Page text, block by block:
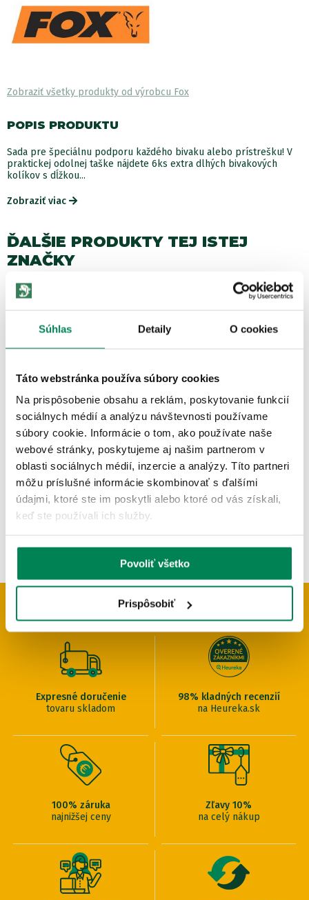
Súhlas Detaily O cookies
Táto webstránka používa súbory cookies
Na prispôsobenie obsahu a reklám, poskytovanie funkcií
sociálnych médií a analýzu návštevnosti používame
súbory cookie. Informácie o tom, ako používate naše
webové stránky, poskytujeme aj našim partnerom v
oblasti sociálnych médií, inzercie a analýzy. Títo partneri
môžu príslušné informácie skombinovať s ďalšími
údajmi, ktoré ste im poskytli alebo ktoré od vás získali,
keď ste používali ich služby.
Povoliť všetko
Prispôsobiť
Zobraziť všetky produkty od výrobcu Fox
POPIS PRODUKTU
Sada pre špeciálnu podporu každého bivaku alebo prístrešku! V
praktickej odolnej taške nájdete 6ks extra dlhých bivakových
kolíkov s dĺžkou...
Zobraziť viac
ĎALŠIE PRODUKTY TEJ ISTEJ
ZNAČKY
Akcia -15%
Fox Šnúrka Edges Bait Floss Neutral 50m
Skladom / u vás už 07.08.
OD 8.89 €
pôvodneod 10.46 €
PREČO U NÁS NAKUPOVAŤ
Expresné doručenie
tovaru skladom
98% kladných recenzií
na Heureka.sk
100% záruka
najnižšej ceny
Zľavy 10%
na celý nákup